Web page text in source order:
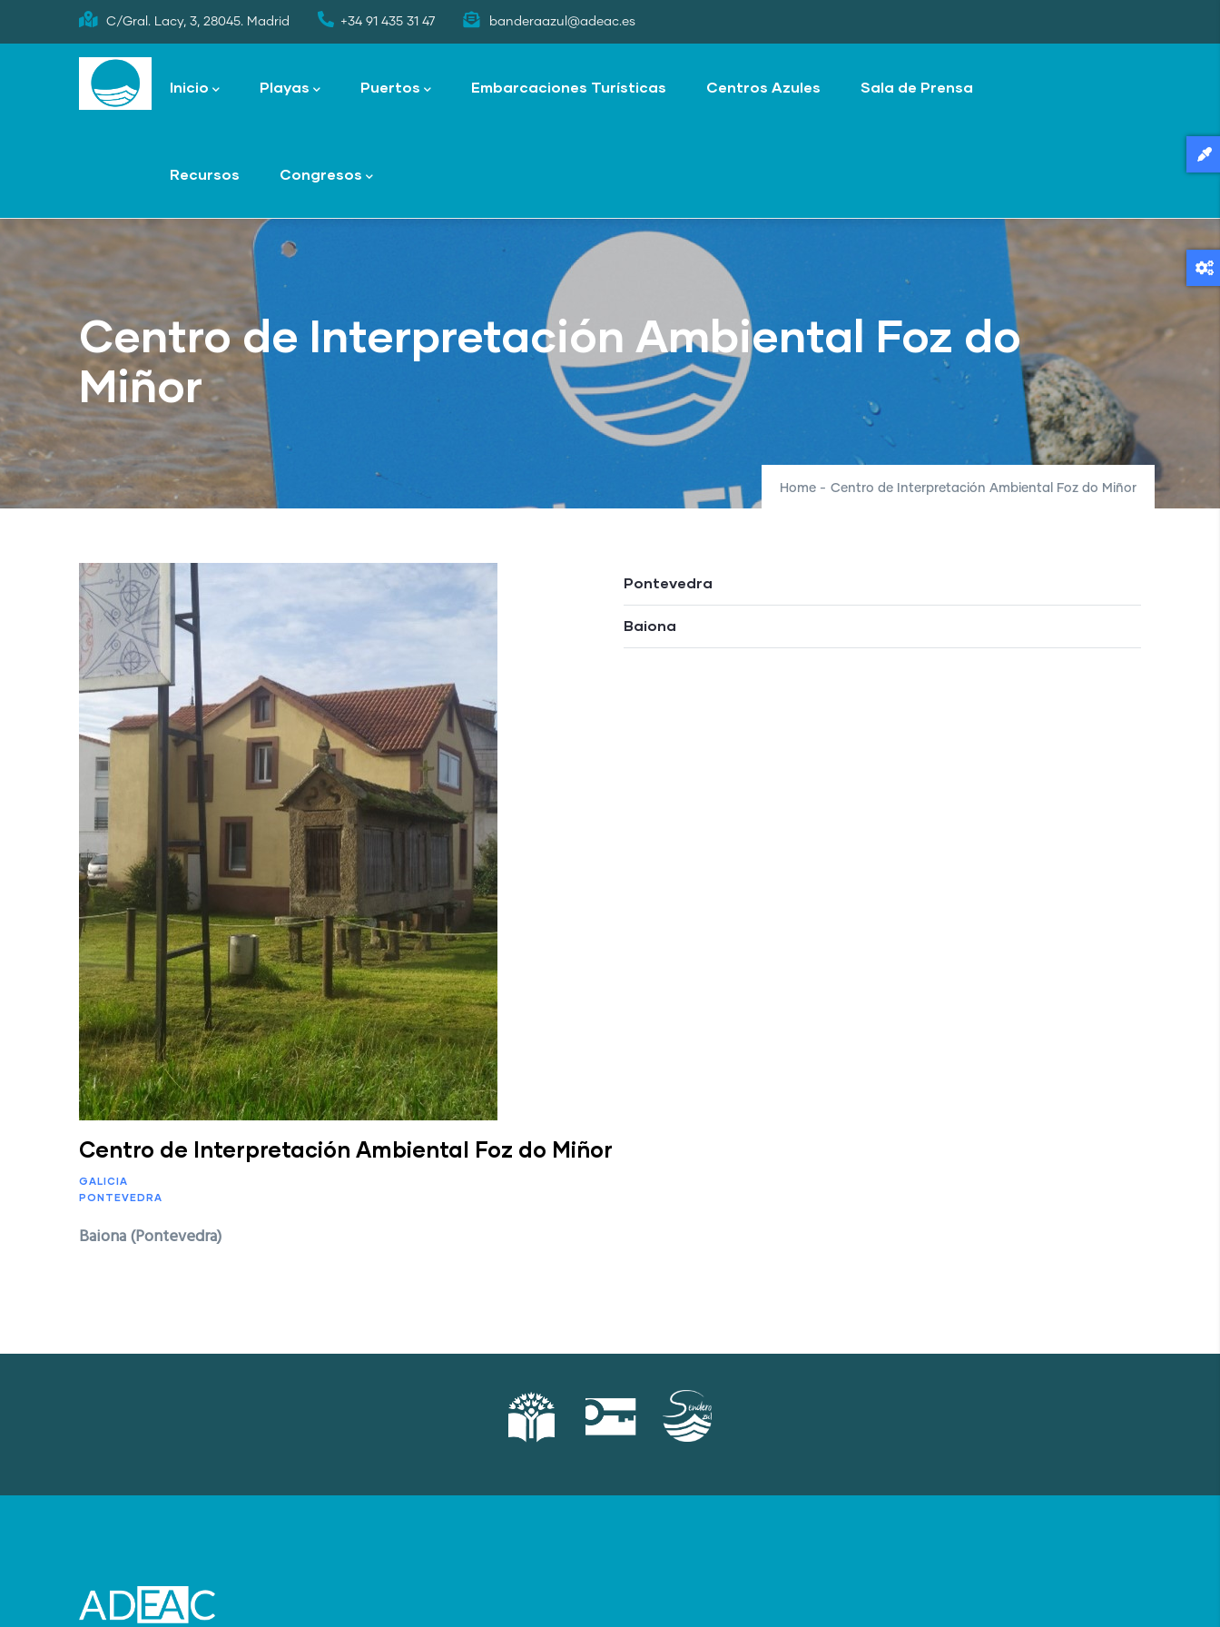
to
C/Gral. Lacy, 3, 28045. Madrid +34 91 435 31 47 banderaazul@adeac.es
navigation
Inicio Playas Puertos Embarcaciones Turísticas Centros Azules Sala de Prensa
Recursos Congresos
Centro de Interpretación Ambiental Foz do
Miñor
Home - Centro de Interpretación Ambiental Foz do Miñor
Pontevedra
Baiona
Centro de Interpretación Ambiental Foz do Miñor
GALICIA
PONTEVEDRA
Baiona (Pontevedra)